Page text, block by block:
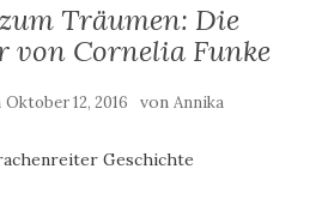
Träumen: Die
von Cornelia Funke
Oktober 12, 2016 von Annika